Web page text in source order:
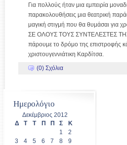
Για πολλούς ήταν μια εμπειρία
παρακολουθήσεις μια θεατρική
μαγική στιγμή που θα θυμάσαι
ΣΕ ΟΛΟΥΣ ΤΟΥΣ ΣΥΝΤΕΛΕΣΤΕΣ
πάρουμε το δρόμο της επιστροφής
χριστουγεννιάτικη Καρδίτσα.
(0) Σχόλια
Ημερολόγιο
Δεκέμβριος 2012
Δ
Τ Τ Π Π Σ
Κ
1
2
3
4 5 6 7 8
9